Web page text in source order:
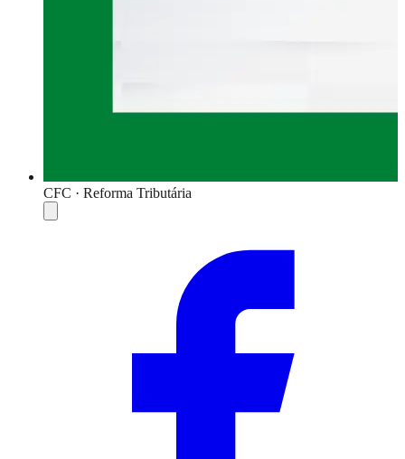
CFC · Reforma Tributária
Compartilhar